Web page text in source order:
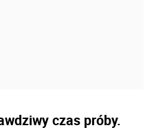
czas próby.